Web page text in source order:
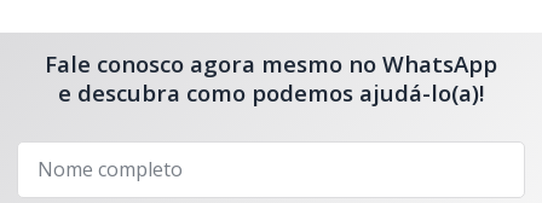
Fale conosco agora mesmo no WhatsApp
e descubra como podemos ajudá-lo(a)!